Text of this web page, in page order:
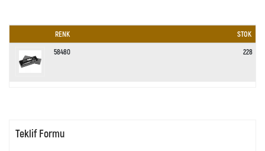
RENK
STOK
58480
228
Teklif Formu